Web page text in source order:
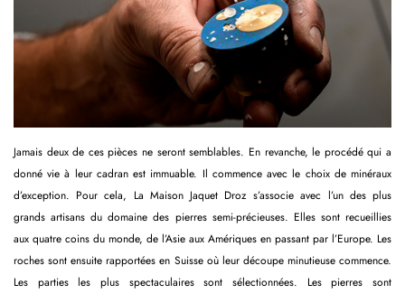
Jamais deux de ces pièces ne seront semblables. En revanche, le procédé qui a
donné vie à leur cadran est immuable. Il commence avec le choix de minéraux
d’exception. Pour cela, La Maison Jaquet Droz s’associe avec l’un des plus
grands artisans du domaine des pierres semi-précieuses. Elles sont recueillies
aux quatre coins du monde, de l’Asie aux Amériques en passant par l’Europe. Les
roches sont ensuite rapportées en Suisse où leur découpe minutieuse commence.
Les parties les plus spectaculaires sont sélectionnées. Les pierres sont